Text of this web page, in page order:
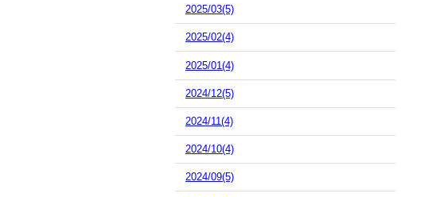
2025/03(5)
2025/02(4)
2025/01(4)
2024/12(5)
2024/11(4)
2024/10(4)
2024/09(5)